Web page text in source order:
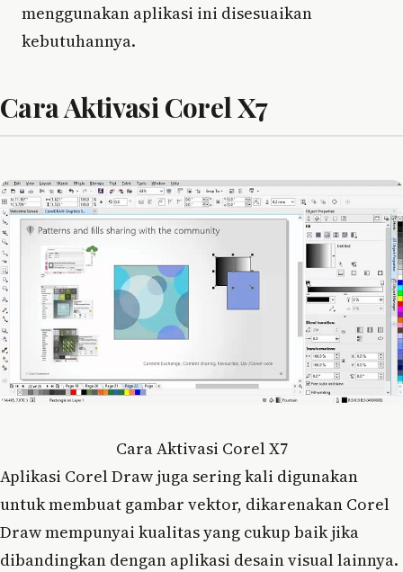
menggunakan aplikasi ini disesuaikan
kebutuhannya.
Cara Aktivasi Corel X7
Cara Aktivasi Corel X7
Aplikasi Corel Draw juga sering kali digunakan
untuk membuat gambar vektor, dikarenakan Corel
Draw mempunyai kualitas yang cukup baik jika
dibandingkan dengan aplikasi desain visual lainnya.